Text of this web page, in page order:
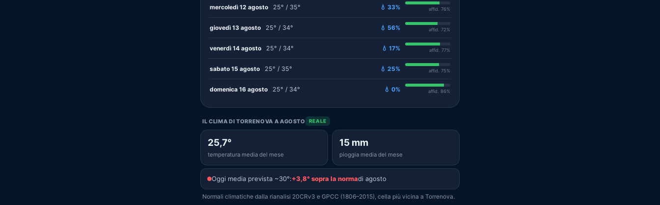
mercoledì 12 agosto 25° / 35° 💧 33% affid. 76%
giovedì 13 agosto 25° / 34° 💧 56% affid. 72%
venerdì 14 agosto 25° / 34° 💧 17% affid. 77%
sabato 15 agosto 25° / 35° 💧 25% affid. 75%
domenica 16 agosto 25° / 34° 💧 0% affid. 86%
IL CLIMA DI TORRENOVA A AGOSTO REALE
25,7°
temperatura media del mese
15 mm
pioggia media del mese
Oggi media prevista ~30°:+3,8° sopra la normadi agosto
Normali climatiche dalla rianalisi 20CRv3 e GPCC (1806–2015), cella più vicina a Torrenova.